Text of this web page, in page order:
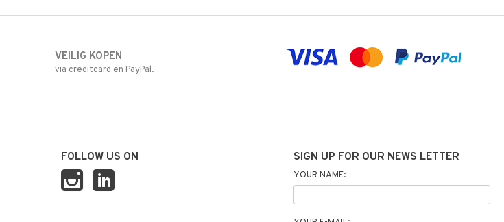
VEILIG KOPEN
via creditcard en PayPal.
FOLLOW US ON SIGN UP FOR OUR NEWS LETTER
YOUR NAME: